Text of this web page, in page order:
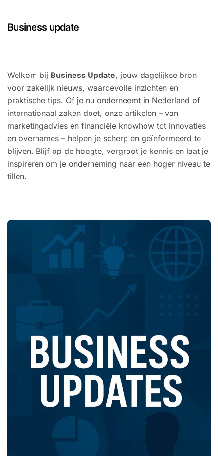
Business update
Welkom bij Business Update, jouw dagelijkse bron
voor zakelijk nieuws, waardevolle inzichten en
praktische tips. Of je nu onderneemt in Nederland of
internationaal zaken doet, onze artikelen – van
marketingadvies en financiële knowhow tot innovaties
en overnames – helpen je scherp en geïnformeerd te
blijven. Blijf op de hoogte, vergroot je kennis en laat je
inspireren om je onderneming naar een hoger niveau te
tillen.